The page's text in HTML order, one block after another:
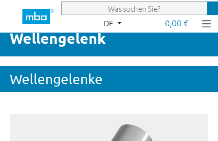
Zum Hauptinhalt springen
DE 0,00 €
Wellengelenk
Wellengelenke